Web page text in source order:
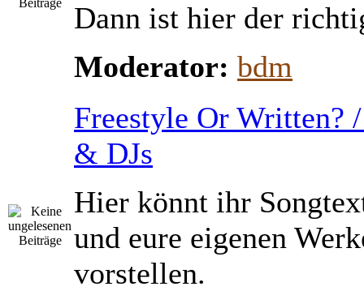
Dann ist hier der
Moderator: bdm
Freestyle Or Written?
& DJs
Hier könnt ihr
und eure eigenen
vorstellen.